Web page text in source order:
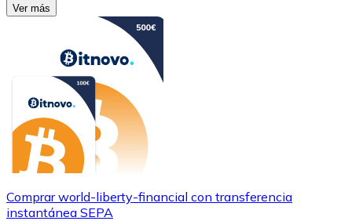
Ver más
Comprar world-liberty-financial con transferencia
instantánea SEPA